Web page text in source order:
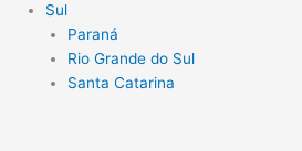
Sul
Paraná
Rio Grande do Sul
Santa Catarina